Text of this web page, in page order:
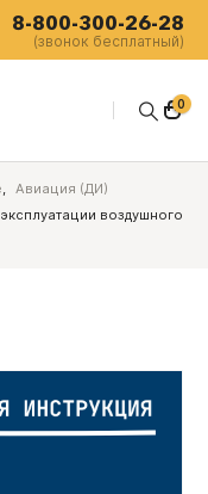
8-800-300-26-28
(звонок бесплатный)
0
, Авиация (ДИ)
воздушного